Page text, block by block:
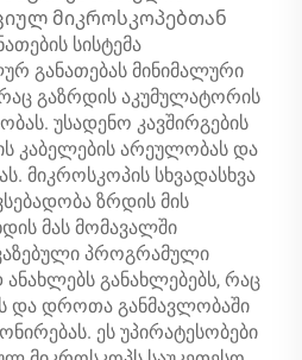
მიკროსკოპებთან
სისტემა
განათებას მინიმალური
გაზრდის აკუმულატორის
უსადენო კავშირგების
კაბელების არეულობას და
მიკროსკოპის სხვადასხვა
ზრდის მის
მას მომავალში
პროგრამული
განახლებებს, რაც
და დროთა განმავლობაში
ეს უპირატესობები